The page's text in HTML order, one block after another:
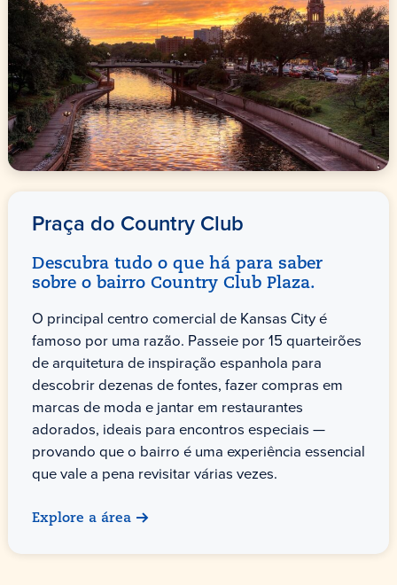
Praça do Country Club
Descubra tudo o que há para saber
sobre o bairro Country Club Plaza.
O principal centro comercial de Kansas City é
famoso por uma razão. Passeie por 15 quarteirões
de arquitetura de inspiração espanhola para
descobrir dezenas de fontes, fazer compras em
marcas de moda e jantar em restaurantes
adorados, ideais para encontros especiais —
provando que o bairro é uma experiência essencial
que vale a pena revisitar várias vezes.
Explore a área